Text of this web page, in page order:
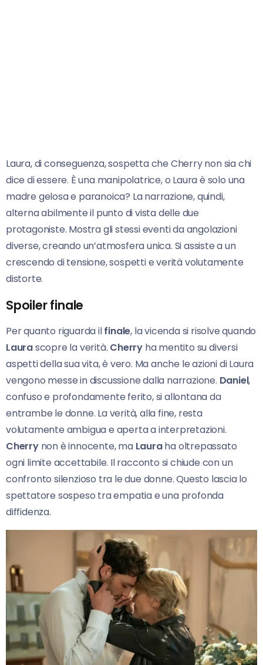
Laura, di conseguenza, sospetta che Cherry non sia chi
dice di essere. È una manipolatrice, o Laura è solo una
madre gelosa e paranoica? La narrazione, quindi,
alterna abilmente il punto di vista delle due
protagoniste. Mostra gli stessi eventi da angolazioni
diverse, creando un’atmosfera unica. Si assiste a un
crescendo di tensione, sospetti e verità volutamente
distorte.
Spoiler finale
Per quanto riguarda ilfinale, la vicenda si risolve quando
Laurascopre la verità. Cherry ha mentito su diversi
aspetti della sua vita, è vero. Ma anche le azioni di Laura
vengono messe in discussione dalla narrazione. Daniel,
confuso e profondamente ferito, si allontana da
entrambe le donne. La verità, alla fine, resta
volutamente ambigua e aperta a interpretazioni.
Cherrynon è innocente, ma Lauraha oltrepassato
ogni limite accettabile. Il racconto si chiude con un
confronto silenzioso tra le due donne. Questo lascia lo
spettatore sospeso tra empatia e una profonda
diffidenza.